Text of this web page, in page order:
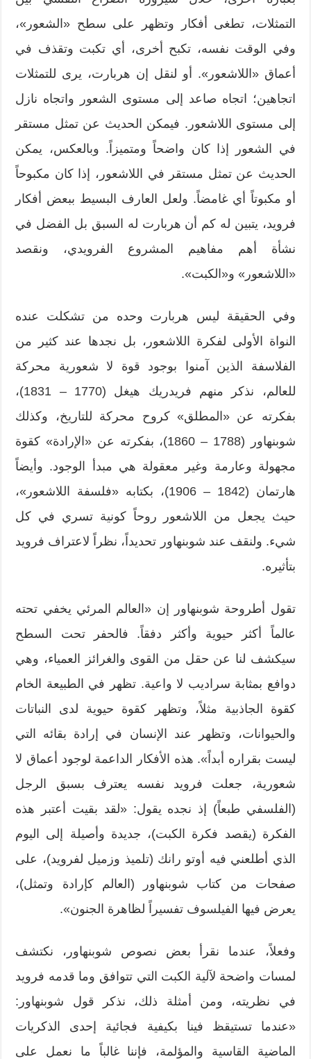
التمثلات، تطغى أفكار وتظهر على سطح «الشعور»،
وفي الوقت نفسه، تكبح أخرى، أي تكبت وتقذف في
أعماق «اللاشعور». أو لنقل إن هربارت، يرى للتمثلات
اتجاهين؛ اتجاه صاعد إلى مستوى الشعور واتجاه نازل
إلى مستوى اللاشعور. فيمكن الحديث عن تمثل مستقر
في الشعور إذا كان واضحاً ومتميزاً. وبالعكس، يمكن
الحديث عن تمثل مستقر في اللاشعور، إذا كان مكبوحاً
أو مكبوتاً أي غامضاً. ولعل العارف البسيط ببعض أفكار
فرويد، يتبين له كم أن هربارت له السبق بل الفضل في
نشأة أهم مفاهيم المشروع الفرويدي، ونقصد
«اللاشعور» و«الكبت».
وفي الحقيقة ليس هربارت وحده من تشكلت عنده
النواة الأولى لفكرة اللاشعور، بل نجدها عند كثير من
الفلاسفة الذين آمنوا بوجود قوة لا شعورية محركة
للعالم، نذكر منهم فريدريك هيغل (1770 – 1831)،
بفكرته عن «المطلق» كروح محركة للتاريخ، وكذلك
شوبنهاور (1788 – 1860)، بفكرته عن «الإرادة» كقوة
مجهولة وعارمة وغير معقولة هي مبدأ الوجود. وأيضاً
هارتمان (1842 – 1906)، بكتابه «فلسفة اللاشعور»،
حيث يجعل من اللاشعور روحاً كونية تسري في كل
شيء. ولنقف عند شوبنهاور تحديداً، نظراً لاعتراف فرويد
بتأثيره.
تقول أطروحة شوبنهاور إن «العالم المرئي يخفي تحته
عالماً أكثر حيوية وأكثر دفقاً. فالحفر تحت السطح
سيكشف لنا عن حقل من القوى والغرائز العمياء، وهي
دوافع بمثابة سراديب لا واعية. تظهر في الطبيعة الخام
كقوة الجاذبية مثلاً، وتظهر كقوة حيوية لدى النباتات
والحيوانات، وتظهر عند الإنسان في إرادة بقائه التي
ليست بقراره أبداً». هذه الأفكار الداعمة لوجود أعماق لا
شعورية، جعلت فرويد نفسه يعترف بسبق الرجل
(الفلسفي طبعاً) إذ نجده يقول: «لقد بقيت أعتبر هذه
الفكرة (يقصد فكرة الكبت)، جديدة وأصيلة إلى اليوم
الذي أطلعني فيه أوتو رانك (تلميذ وزميل لفرويد)، على
صفحات من كتاب شوبنهاور (العالم كإرادة وتمثل)،
يعرض فيها الفيلسوف تفسيراً لظاهرة الجنون».
وفعلاً، عندما نقرأ بعض نصوص شوبنهاور، نكتشف
لمسات واضحة لآلية الكبت التي تتوافق وما قدمه فرويد
في نظريته، ومن أمثلة ذلك، نذكر قول شوبنهاور:
«عندما تستيقظ فينا بكيفية فجائية إحدى الذكريات
الماضية القاسية والمؤلمة، فإننا غالباً ما نعمل على